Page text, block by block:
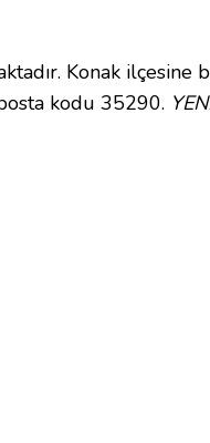
Konak ilçesine
kodu 35290.